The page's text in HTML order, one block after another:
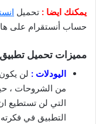
يمكنك ايضا : تحميل
حساب أنستقرام على
مميزات تحميل تطبيق Jodel للايفون الاصدار الاخير :
اليودلات : لن
من الشروحات ،
التي لن تستطيع
التطبيق في